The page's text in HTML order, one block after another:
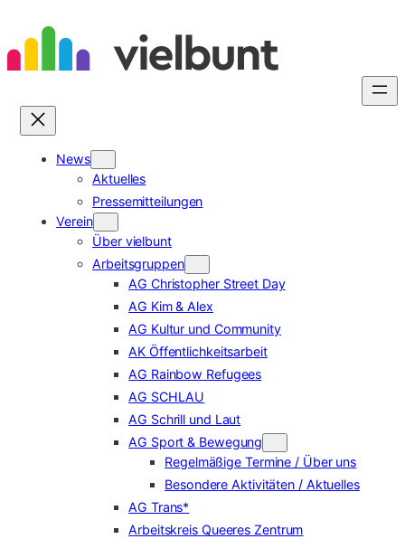
Inhalt
springen
News
Aktuelles
Pressemitteilungen
Verein
Über vielbunt
Arbeitsgruppen
AG Christopher Street Day
AG Kim & Alex
AG Kultur und Community
AK Öffentlichkeitsarbeit
AG Rainbow Refugees
AG SCHLAU
AG Schrill und Laut
AG Sport & Bewegung
Regelmäßige Termine / Über uns
Besondere Aktivitäten / Aktuelles
AG Trans*
Arbeitskreis Queeres Zentrum